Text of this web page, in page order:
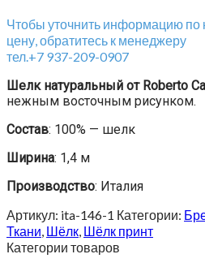
Чтобы уточнить информацию по
цену, обратитесь к менеджеру
тел.+7 937-209-0907
Шелк натуральный от Roberto
нежным восточным рисунком.
Состав: 100% — шелк
Ширина: 1,4 м
Производство: Италия
Артикул: ita-146-1 Категории:
Ткани, Шёлк, Шёлк принт
Категории товаров